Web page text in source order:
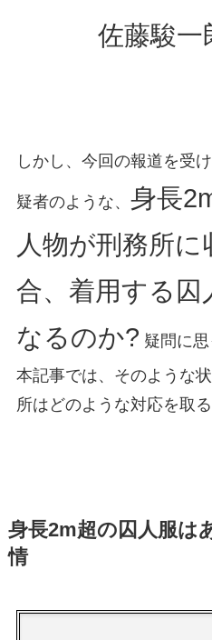
佐藤駿一
しかし、今回の報道を受
疑者のような、 身長
人物が刑務所
合、着用する囚
なるのか? 疑問に思
本記事では、そのような
所はどのような対応を取
身長2m超の囚人服は
情